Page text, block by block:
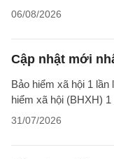
06/08/2026
Cập nhật mới
Bảo hiểm xã hội 1
hiểm xã hội (BHXH)
31/07/2026